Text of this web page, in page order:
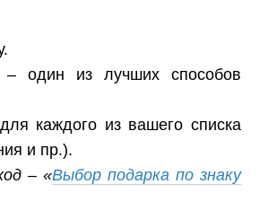
один из лучших способов
каждого из вашего списка
и пр.).
– «Выбор подарка по знаку